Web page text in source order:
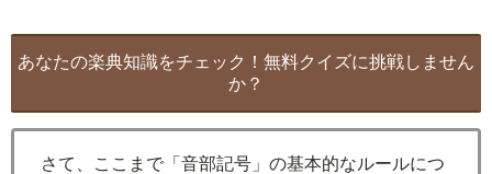
あなたの楽典知識をチェック！無料クイズに挑戦しません
か？
さて、ここまで「音部記号」の基本的なルールにつ